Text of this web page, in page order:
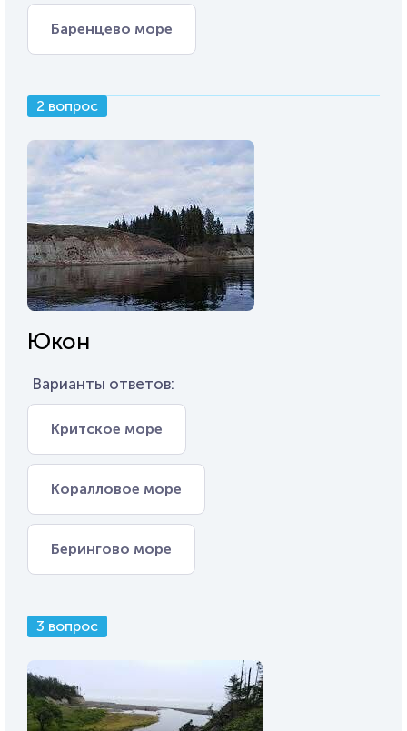
Баренцево море
2 вопрос
Юкон
Варианты ответов:
Критское море
Коралловое море
Берингово море
3 вопрос